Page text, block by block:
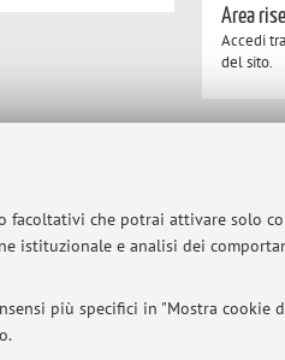
facoltativi che potrai attivare solo
istituzionale e analisi dei
più specifici in "Mostra cookie
Area
Accedi
del sito.